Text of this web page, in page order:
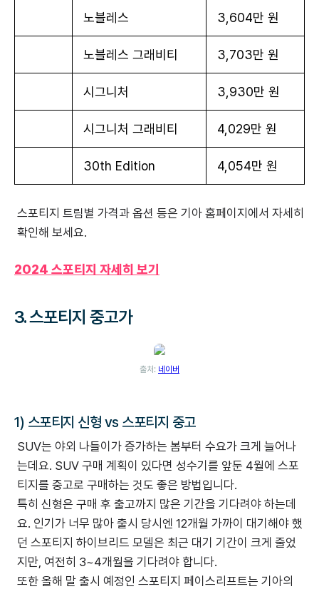
노블레스 3,604만 원
노블레스 그래비티 3,703만 원
시그니처 3,930만 원
시그니처 그래비티 4,029만 원
30th Edition 4,054만 원
스포티지 트림별 가격과 옵션 등은 기아 홈페이지에서 자세히
확인해 보세요.
2024 스포티지 자세히 보기
3.스포티지 중고가
출처: 네이버
1) 스포티지 신형 vs 스포티지 중고
SUV는 야외 나들이가 증가하는 봄부터 수요가 크게 늘어나
는데요. SUV 구매 계획이 있다면 성수기를 앞둔 4월에 스포
티지를 중고로 구매하는 것도 좋은 방법입니다.
특히 신형은 구매 후 출고까지 많은 기간을 기다려야 하는데
요. 인기가 너무 많아 출시 당시엔 12개월 가까이 대기해야 했
던 스포티지 하이브리드 모델은 최근 대기 기간이 크게 줄었
지만, 여전히 3~4개월을 기다려야 합니다.
또한 올해 말 출시 예정인 스포티지 페이스리프트는 기아의